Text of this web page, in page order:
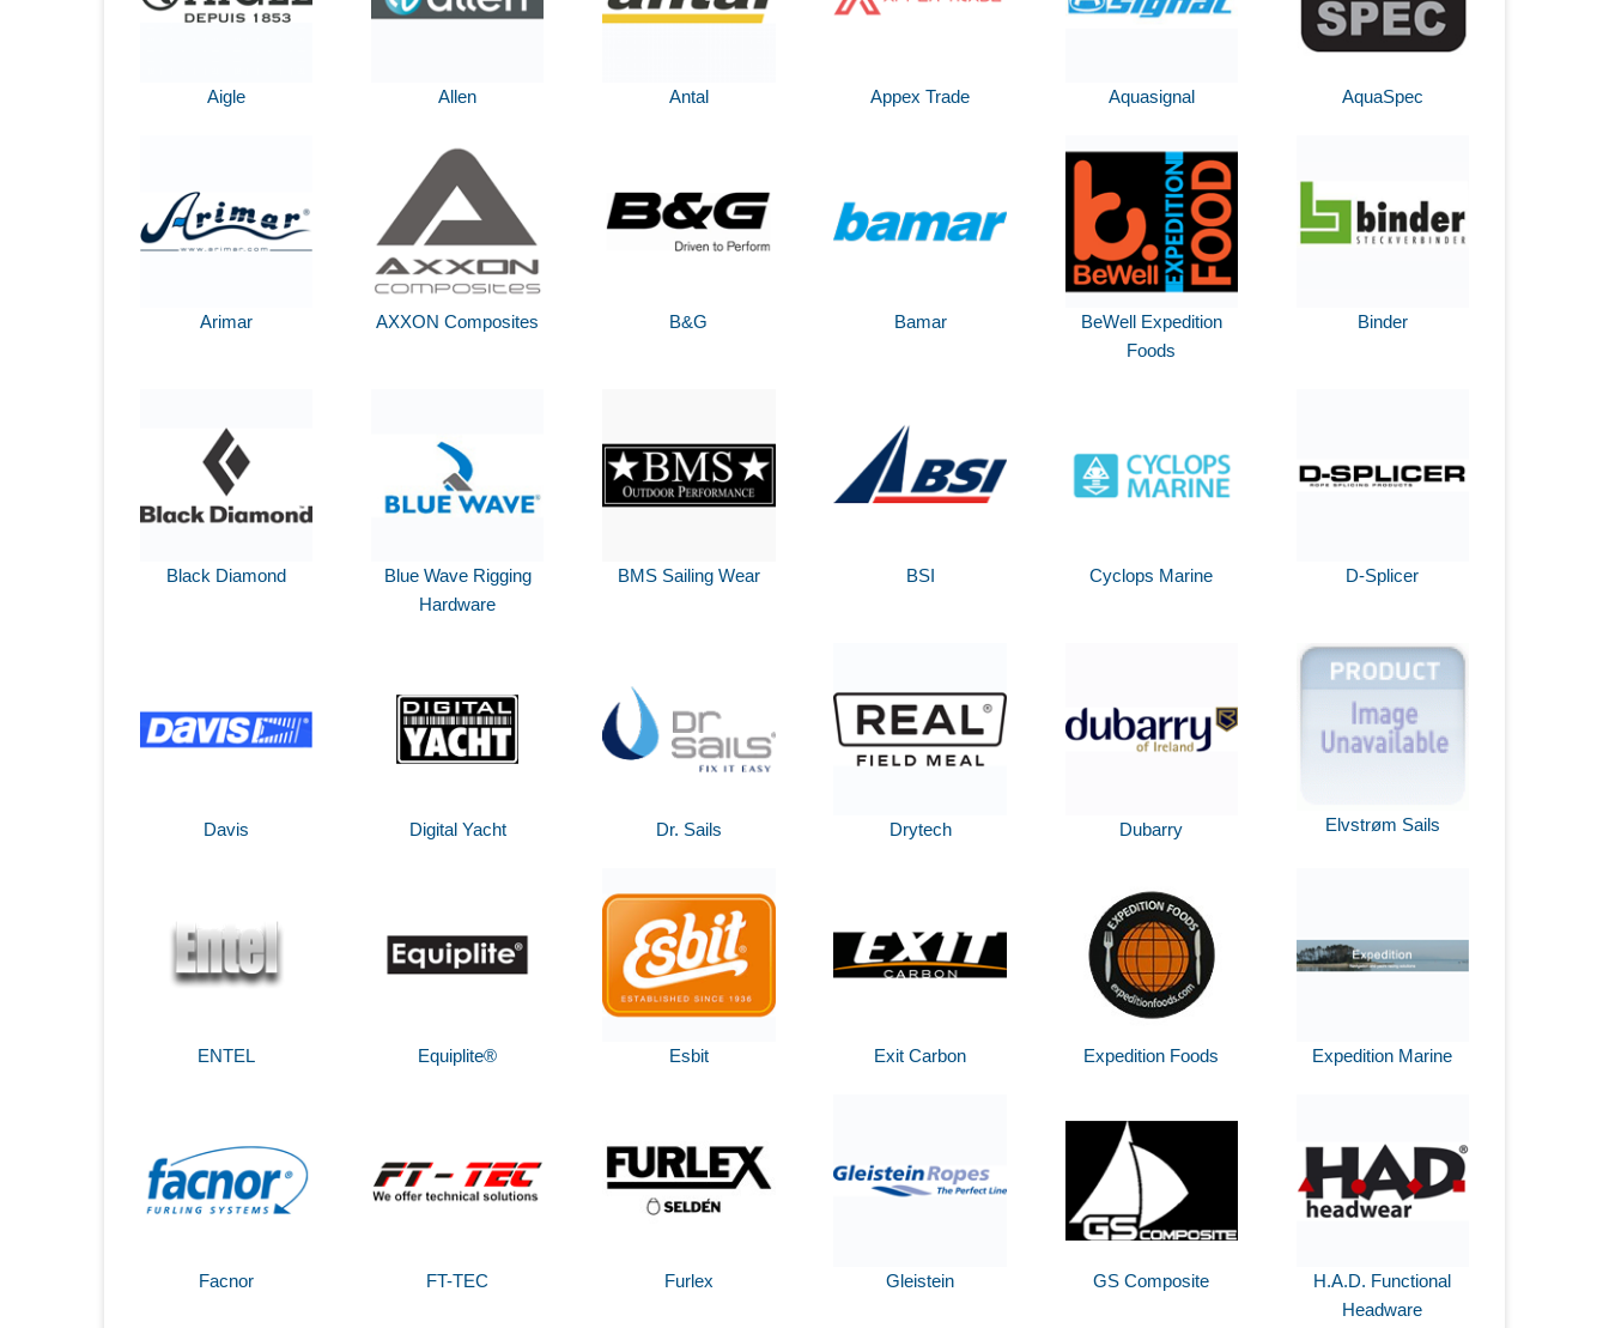
Aigle Allen Antal Appex Trade Aquasignal AquaSpec
Arimar AXXON Composites B&G Bamar
BeWell Expedition
Foods
Binder
Black Diamond
Blue Wave Rigging
Hardware
BMS Sailing Wear BSI Cyclops Marine D-Splicer
Davis Digital Yacht Dr. Sails Drytech Dubarry Elvstrøm Sails
ENTEL Equiplite® Esbit Exit Carbon Expedition Foods Expedition Marine
Facnor FT-TEC Furlex Gleistein GS Composite
H.A.D. Functional
Headware